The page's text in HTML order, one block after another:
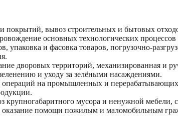
покрытий, вывоз строительных и бытовых
основных технологических
упаковка и фасовка товаров, погрузочно-
дворовых территорий, механизированная и
и уходу за зелёными насаждениями.
на промышленных и
крупногабаритного мусора и ненужной мебели,
помощи пожилым и маломобильным